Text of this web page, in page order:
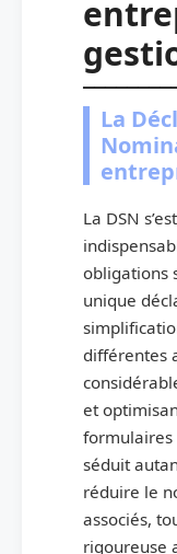
La
La DSN
obligations
unique
différentes
et
formulaires
séduit
réduire le
associés,
rigoureuse